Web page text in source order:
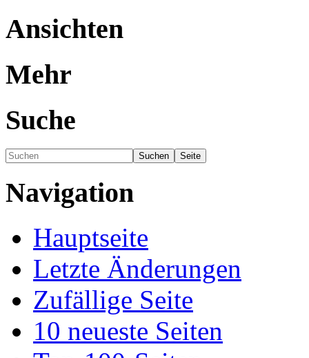
Ansichten
Mehr
Suche
Navigation
Hauptseite
Letzte Änderungen
Zufällige Seite
10 neueste Seiten